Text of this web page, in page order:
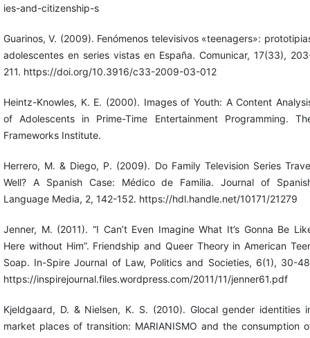
ies-and-citizenship-s
Guarinos, V. (2009). Fenómenos televisivos «teenagers»:
adolescentes en series vistas en España. Comunicar, 17(33),
211. https://doi.org/10.3916/c33-2009-03-012
Heintz-Knowles, K. E. (2000). Images of Youth: A Content
of Adolescents in Prime-Time Entertainment Programming.
Frameworks Institute.
Herrero, M. & Diego, P. (2009). Do Family Television Series
Well? A Spanish Case: Médico de Familia. Journal of
Language Media, 2, 142-152. https://hdl.handle.net/10171/21279
Jenner, M. (2011). “I Can’t Even Imagine What It’s Gonna Be
Here without Him”. Friendship and Queer Theory in American
Soap. In-Spire Journal of Law, Politics and Societies, 6(1), 30-
https://inspirejournal.files.wordpress.com/2011/11/jenner61.pdf
Kjeldgaard, D. & Nielsen, K. S. (2010). Glocal gender identities
market places of transition: MARIANISMO and the consumption